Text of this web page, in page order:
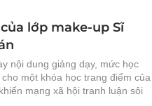
lớp make-up Sĩ
nội dung giảng dạy, mức học
một khóa học trang điểm của
mạng xã hội tranh luận sôi